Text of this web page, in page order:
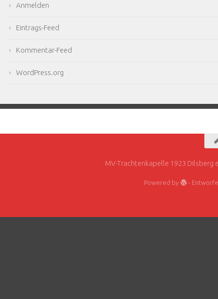
Anmelden
Eintrags-Feed
Kommentar-Feed
WordPress.org
MV-Trachtenkapelle 1923 Dilsberg
Powered by -